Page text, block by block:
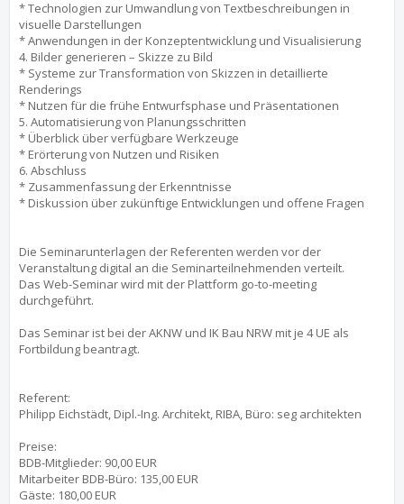
* Technologien zur Umwandlung von Textbeschreibungen in
visuelle Darstellungen
* Anwendungen in der Konzeptentwicklung und Visualisierung
4. Bilder generieren – Skizze zu Bild
* Systeme zur Transformation von Skizzen in detaillierte
Renderings
* Nutzen für die frühe Entwurfsphase und Präsentationen
5. Automatisierung von Planungsschritten
* Überblick über verfügbare Werkzeuge
* Erörterung von Nutzen und Risiken
6. Abschluss
* Zusammenfassung der Erkenntnisse
* Diskussion über zukünftige Entwicklungen und offene Fragen
Die Seminarunterlagen der Referenten werden vor der
Veranstaltung digital an die Seminarteilnehmenden verteilt.
Das Web-Seminar wird mit der Plattform go-to-meeting
durchgeführt.
Das Seminar ist bei der AKNW und IK Bau NRW mit je 4 UE als
Fortbildung beantragt.
Referent:
Philipp Eichstädt, Dipl.-Ing. Architekt, RIBA, Büro: seg architekten
Preise:
BDB-Mitglieder: 90,00 EUR
Mitarbeiter BDB-Büro: 135,00 EUR
Gäste: 180,00 EUR